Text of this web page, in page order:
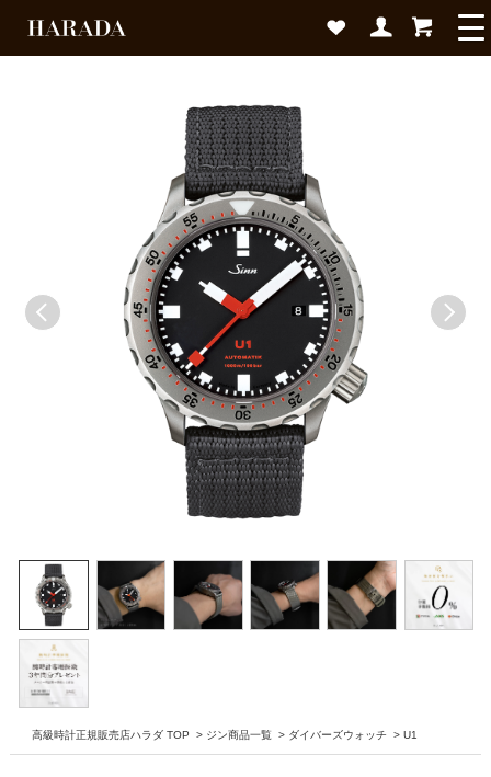
高級時計正規販売店ハラダ TOP > ジン商品一覧 > ダイバーズウォッチ > U1